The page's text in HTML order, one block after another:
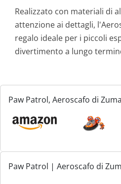
Realizzato con materiali di
attenzione ai dettagli,
regalo ideale per i piccoli
divertimento a lungo
Paw Patrol, Aeroscafo di
Paw Patrol | Aeroscafo di
Personaggio Zuma | Giochi